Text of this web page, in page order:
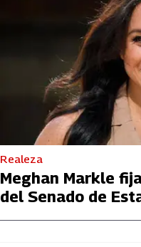
Realeza
Meghan Markle
del Senado de